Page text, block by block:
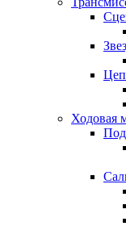
Ходовая